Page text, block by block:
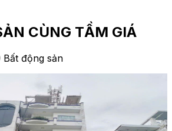
CÙNG TẦM GIÁ
động sản